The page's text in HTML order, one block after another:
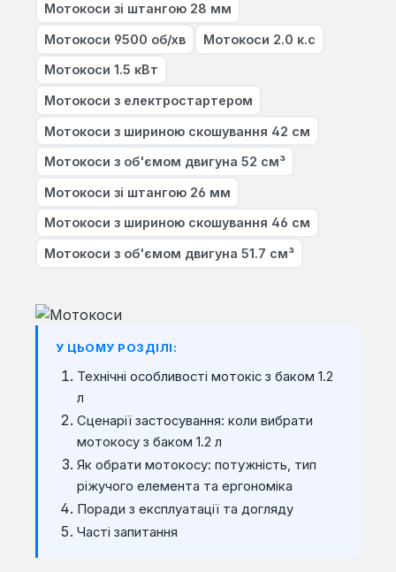
Мотокоси зі штангою 28 мм
Мотокоси 9500 об/хв Мотокоси 2.0 к.с
Мотокоси 1.5 кВт
Мотокоси з електростартером
Мотокоси з шириною скошування 42 см
Мотокоси з об'ємом двигуна 52 см³
Мотокоси зі штангою 26 мм
Мотокоси з шириною скошування 46 см
Мотокоси з об'ємом двигуна 51.7 см³
У ЦЬОМУ РОЗДІЛІ:
Технічні особливості мотокіс з баком 1.2
л
Сценарії застосування: коли вибрати
мотокосу з баком 1.2 л
Як обрати мотокосу: потужність, тип
ріжучого елемента та ергономіка
Поради з експлуатації та догляду
Часті запитання